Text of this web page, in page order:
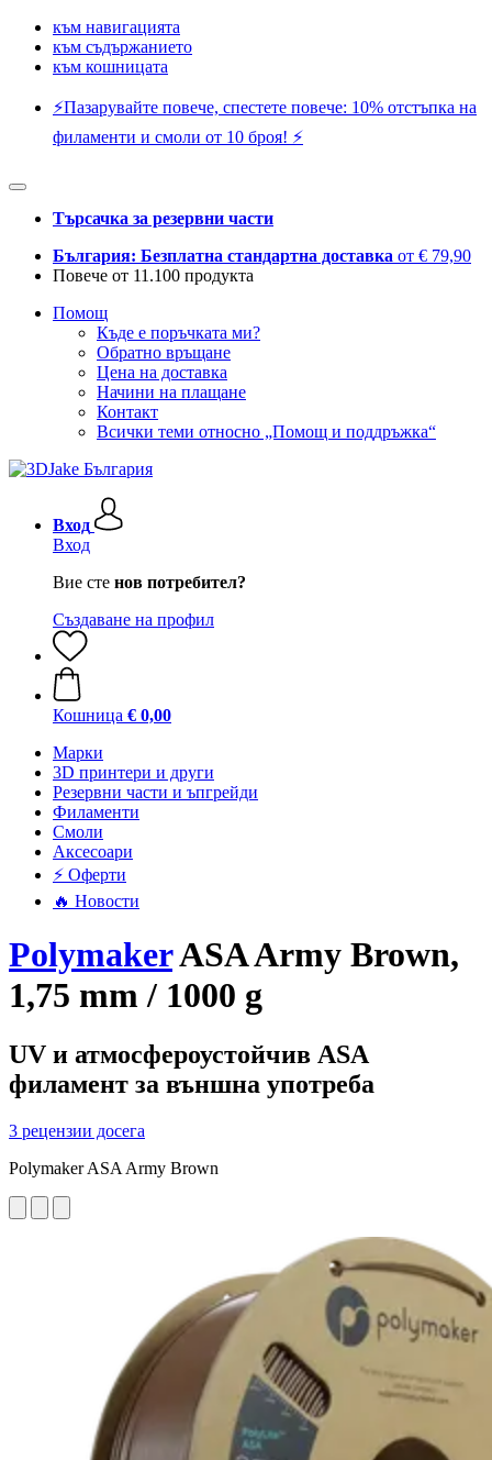
към навигацията
към съдържанието
към кошницата
⚡️Пазарувайте повече, спестете повече: 10% отстъпка на
филаменти и смоли от 10 броя! ⚡️
Търсачка за резервни части
България: Безплатна стандартна доставка от € 79,90
Повече от 11.100 продукта
Помощ
Къде е поръчката ми?
Обратно връщане
Цена на доставка
Начини на плащане
Контакт
Всички теми относно „Помощ и поддръжка“
Вход
Вход
Вие сте нов потребител?
Създаване на профил
Кошница € 0,00
Mарки
3D принтери и други
Резервни части и ъпгрейди
Филаменти
Смоли
Аксесоари
⚡ Оферти
🔥 Новости
PolymakerASA Army Brown,
1,75 mm / 1000 g
UV и атмосфероустойчив ASA
филамент за външна употреба
3 рецензии досега
Polymaker ASA Army Brown